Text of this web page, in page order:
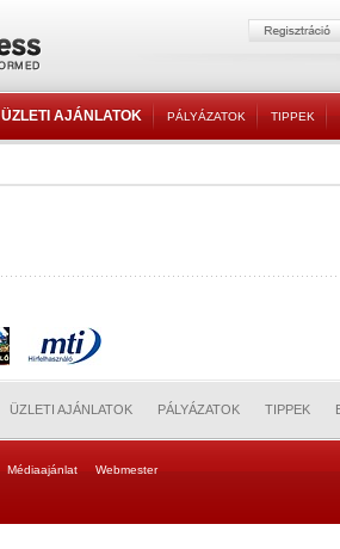
ÜZLETI AJÁNLATOK PÁLYÁZATOK TIPPEK
ÜZLETI AJÁNLATOK PÁLYÁZATOK TIPPEK
Médiaajánlat Webmester